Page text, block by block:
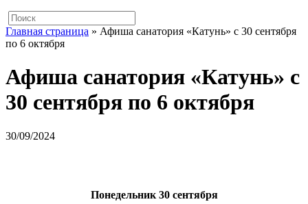
Главная страница » Афиша санатория «Катунь» с 30 сентября
по 6 октября
Афиша санатория «Катунь» с
30 сентября по 6 октября
30/09/2024
Понедельник 30 сентября